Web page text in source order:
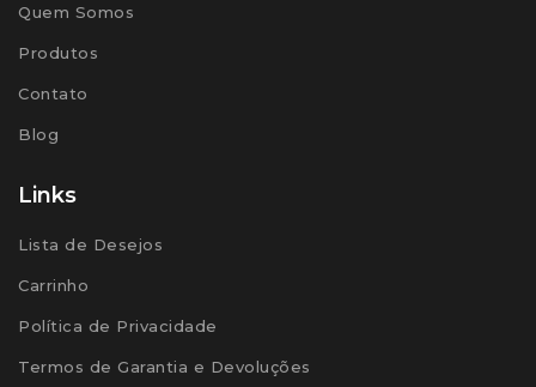
Quem Somos
Produtos
Contato
Blog
Links
Lista de Desejos
Carrinho
Política de Privacidade
Termos de Garantia e Devoluções